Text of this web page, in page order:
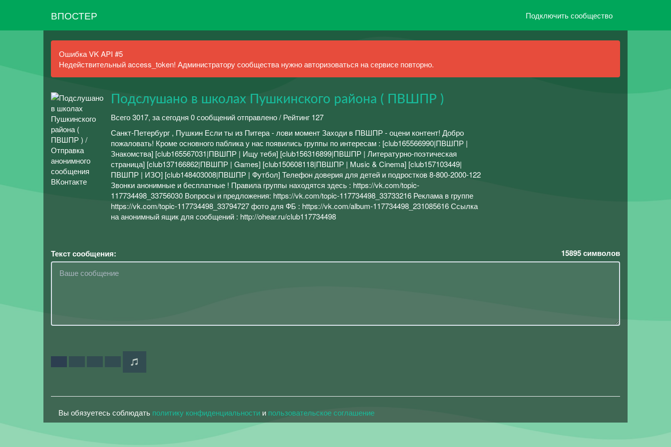
ВПОСТЕР Подключить сообщество
Ошибка VK API #5
Недействительный access_token! Администратору сообщества нужно авторизоваться на сервисе повторно.
Подслушано в школах Пушкинского района ( ПВШПР )
Всего 3017, за сегодня 0 сообщений отправлено / Рейтинг 127
Санкт-Петербург , Пушкин Если ты из Питера - лови момент Заходи в ПВШПР - оцени контент! Добро
пожаловать! Кроме основного паблика у нас появились группы по интересам : [club165566990|ПВШПР |
Знакомства] [club165567031|ПВШПР | Ищу тебя] [club156316899|ПВШПР | Литературно-поэтическая
страница] [club137166862|ПВШПР | Games] [club150608118|ПВШПР | Music & Cinema] [club157103449|
ПВШПР | ИЗО] [club148403008|ПВШПР | Футбол] Телефон доверия для детей и подростков 8-800-2000-122
Звонки анонимные и бесплатные ! Правила группы находятся здесь : https://vk.com/topic-
117734498_33756030 Вопросы и предложения: https://vk.com/topic-117734498_33733216 Реклама в группе
https://vk.com/topic-117734498_33794727 фото для ФБ : https://vk.com/album-117734498_231085616 Ссылка
на анонимный ящик для сообщений : http://ohear.ru/club117734498
Текст сообщения: 15895символов
Вы обязуетесь соблюдать политику конфиденциальности и пользовательское соглашение